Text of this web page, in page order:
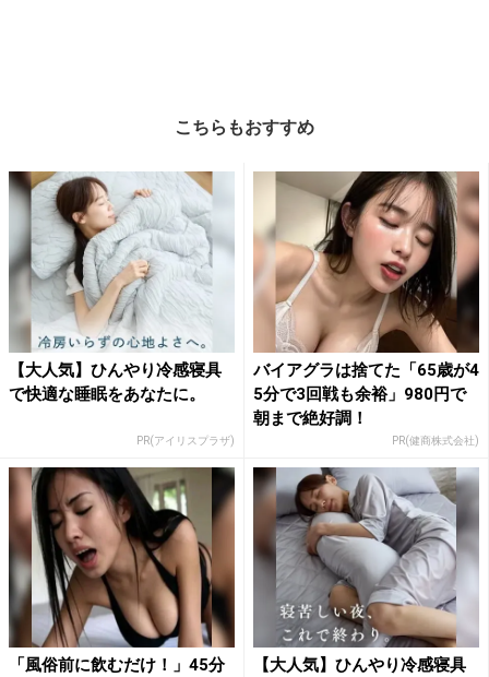
こちらもおすすめ
【大人気】ひんやり冷感寝具
で快適な睡眠をあなたに。
PR(アイリスプラザ)
バイアグラは捨てた「65歳が4
5分で3回戦も余裕」980円で
朝まで絶好調！
PR(健商株式会社)
「風俗前に飲むだけ！」45分
【大人気】ひんやり冷感寝具